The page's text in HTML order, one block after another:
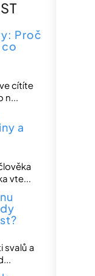
Proč
cítíte
n...
a
vte...
svalů a